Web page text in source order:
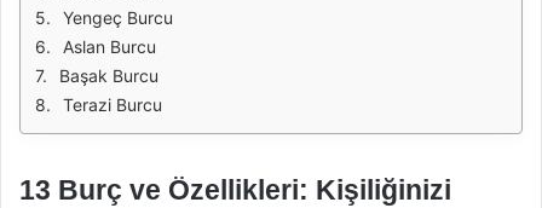
Yengeç Burcu
Aslan Burcu
Başak Burcu
Terazi Burcu
13 Burç ve Özellikleri: Kişiliğinizi